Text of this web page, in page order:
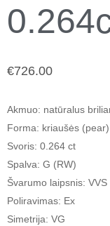
€726.00
Akmuo: natūralus
Forma: kriaušės (pear)
Svoris: 0.264 ct
Spalva: G (RW)
Švarumo laipsnis: VVS
Poliravimas: Ex
Simetrija: VG